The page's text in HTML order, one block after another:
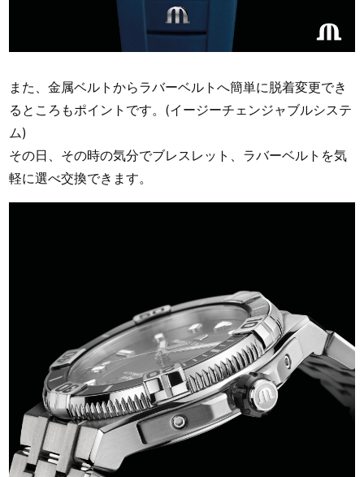
また、金属ベルトからラバーベルトへ簡単に脱着変更でき
るところもポイントです。(イージーチェンジャブルシステ
ム)
その日、その時の気分でブレスレット、ラバーベルトを気
軽に選べ交換できます。